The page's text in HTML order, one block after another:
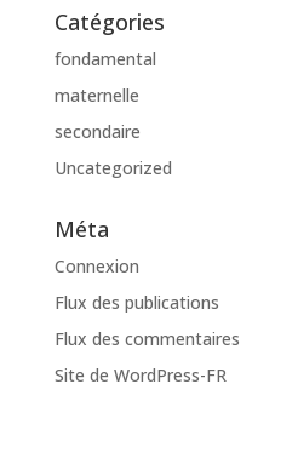
Catégories
fondamental
maternelle
secondaire
Uncategorized
Méta
Connexion
Flux des publications
Flux des commentaires
Site de WordPress-FR